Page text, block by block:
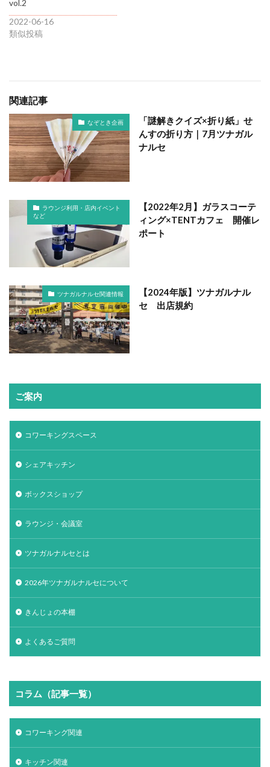
vol.2
2022-06-16
類似投稿
関連記事
なぞとき企画
「謎解きクイズ×折り紙」せ
んすの折り方｜7月ツナガル
ナルセ
ラウンジ利用・店内イベント
など
【2022年2月】ガラスコーテ
ィング×TENTカフェ 開催レ
ポート
ツナガルナルセ関連情報
【2024年版】ツナガルナル
セ 出店規約
ご案内
コワーキングスペース
シェアキッチン
ボックスショップ
ラウンジ・会議室
ツナガルナルセとは
2026年ツナガルナルセについて
きんじょの本棚
よくあるご質問
コラム（記事一覧）
コワーキング関連
キッチン関連